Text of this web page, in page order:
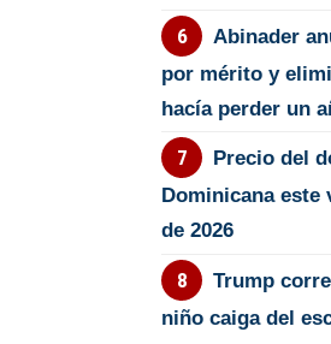
Abinader
por mérito y
hacía perder un
Precio del
Dominicana este
de 2026
Trump
niño caiga del